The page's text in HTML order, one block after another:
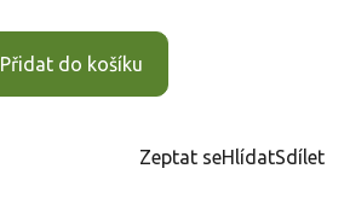
Přidat do košíku
Zeptat seHlídatSdílet